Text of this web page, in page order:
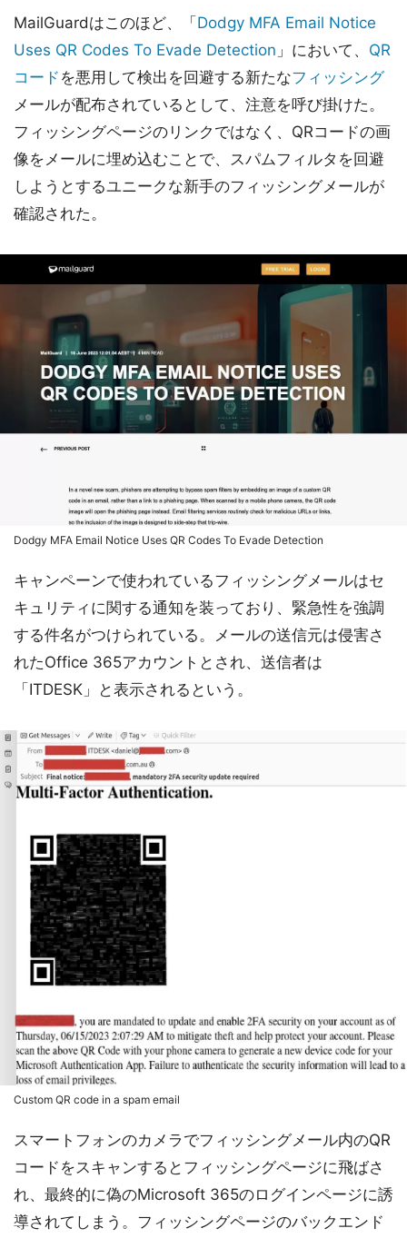
MailGuardはこのほど、「 Dodgy MFA Email Notice
Uses QR Codes To Evade Detection 」において、 QR
コード を悪用して検出を回避する新たなフィッシング
メールが配布されているとして、注意を呼び掛けた。
フィッシングページのリンクではなく、QRコードの画
像をメールに埋め込むことで、スパムフィルタを回避
しようとするユニークな新手のフィッシングメールが
確認された。
Dodgy MFA Email Notice Uses QR Codes To Evade Detection
キャンペーンで使われているフィッシングメールはセ
キュリティに関する通知を装っており、緊急性を強調
する件名がつけられている。メールの送信元は侵害さ
れたOffice 365アカウントとされ、送信者は
「ITDESK」と表示されるという。
Custom QR code in a spam email
スマートフォンのカメラでフィッシングメール内のQR
コードをスキャンするとフィッシングページに飛ばさ
れ、最終的に偽のMicrosoft 365のログインページに誘
導されてしまう。フィッシングページのバックエンド